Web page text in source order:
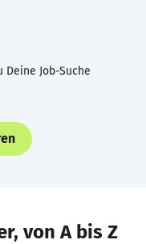
Job-Suche
von A bis Z